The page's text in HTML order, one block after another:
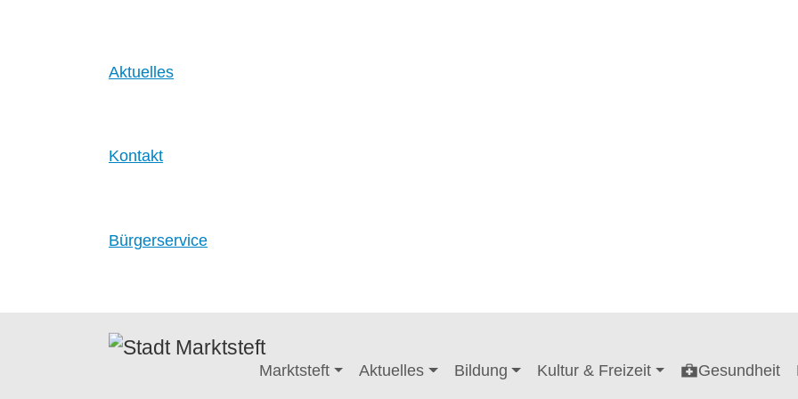
Aktuelles
Kontakt
Bürgerservice
Marktsteft Aktuelles Bildung Kultur & Freizeit Gesundheit